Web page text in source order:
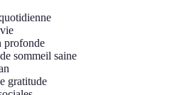
profonde
sommeil saine
gratitude